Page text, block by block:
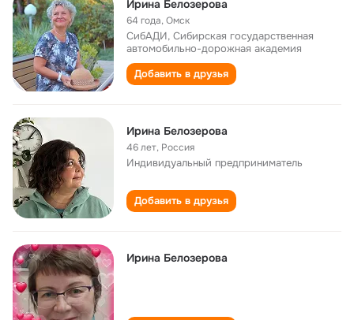
Ирина Белозерова
64 года,Омск
СибАДИ, Сибирская государственная
автомобильно-дорожная академия
Добавить в друзья
Ирина Белозерова
46 лет, Россия
Индивидуальный предприниматель
Добавить в друзья
Ирина Белозерова